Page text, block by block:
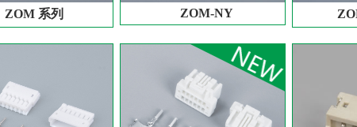
ZOM 系列 ZOM-NY